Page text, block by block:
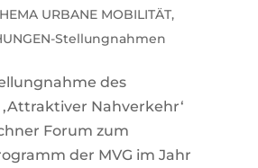
URBANE MOBILITÄT,
Stellungnahmen
des
Nahverkehr‘
Forum zum
der MVG im Jahr